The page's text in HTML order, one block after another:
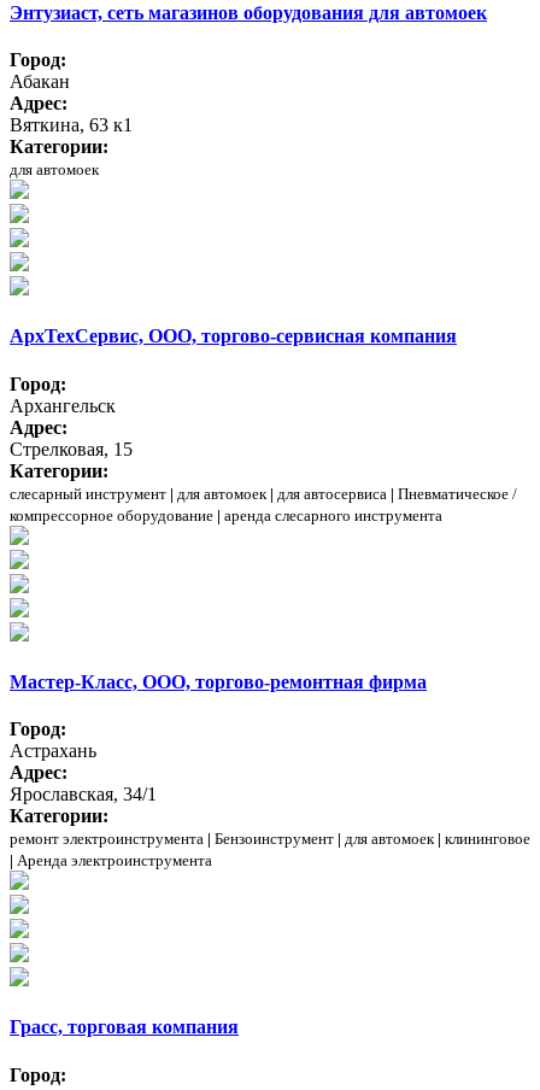
Энтузиаст, сеть магазинов оборудования для автомоек
Город:
Абакан
Адрес:
Вяткина, 63 к1
Категории:
для автомоек
АрхТехСервис, ООО, торгово-сервисная компания
Город:
Архангельск
Адрес:
Стрелковая, 15
Категории:
слесарный инструмент | для автомоек | для автосервиса | Пневматическое /
компрессорное оборудование | аренда слесарного инструмента
Мастер-Класс, ООО, торгово-ремонтная фирма
Город:
Астрахань
Адрес:
Ярославская, 34/1
Категории:
ремонт электроинструмента | Бензоинструмент | для автомоек | клининговое
| Аренда электроинструмента
Грасс, торговая компания
Город: